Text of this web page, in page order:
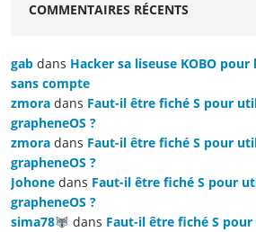
COMMENTAIRES RÉCENTS
gab dans Hacker sa liseuse KOBO pour
sans compte
zmora dans Faut-il être fiché S pour
grapheneOS ?
zmora dans Faut-il être fiché S pour
grapheneOS ?
Johone dans Faut-il être fiché S pour
grapheneOS ?
sima78
dans Faut-il être fiché S